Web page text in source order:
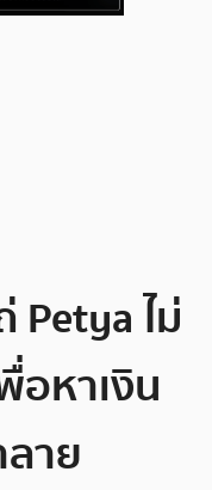
Petya ไม่
อหาเงิน
าย